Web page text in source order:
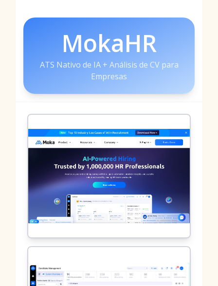
MokaHR
ATS Nativo de IA + Análisis de CV para
Empresas